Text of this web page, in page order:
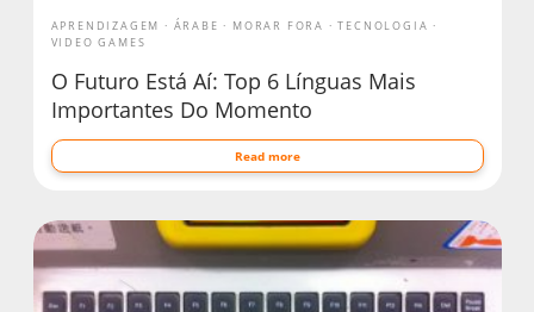
APRENDIZAGEM ÁRABE MORAR FORA
TECNOLOGIA
VIDEO GAMES
O Futuro Está Aí: Top 6 Línguas Mais
Importantes Do Momento
Read more